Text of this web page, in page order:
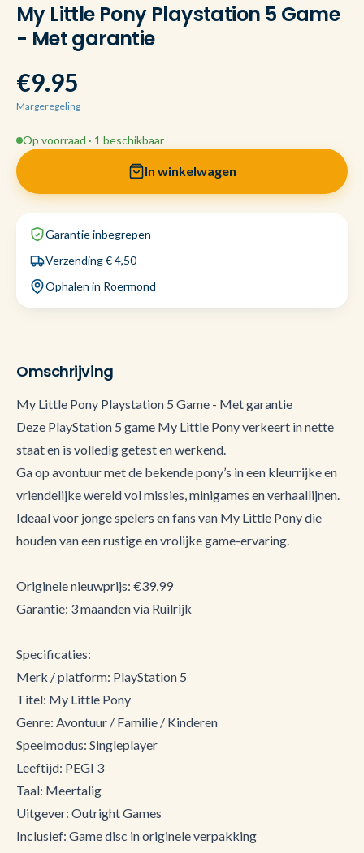
My Little Pony Playstation 5 Game
- Met garantie
€9.95
Margeregeling
Op voorraad · 1 beschikbaar
In winkelwagen
Garantie inbegrepen
Verzending € 4,50
Ophalen in Roermond
Omschrijving
My Little Pony Playstation 5 Game - Met garantie
Deze PlayStation 5 game My Little Pony verkeert in nette
staat en is volledig getest en werkend.
Ga op avontuur met de bekende pony’s in een kleurrijke en
vriendelijke wereld vol missies, minigames en verhaallijnen.
Ideaal voor jonge spelers en fans van My Little Pony die
houden van een rustige en vrolijke game-ervaring.
Originele nieuwprijs: €39,99
Garantie: 3 maanden via Ruilrijk
Specificaties:
Merk / platform: PlayStation 5
Titel: My Little Pony
Genre: Avontuur / Familie / Kinderen
Speelmodus: Singleplayer
Leeftijd: PEGI 3
Taal: Meertalig
Uitgever: Outright Games
Inclusief: Game disc in originele verpakking